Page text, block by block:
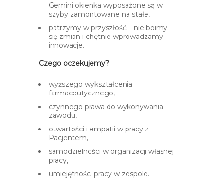
Gemini okienka wyposażone są w
szyby zamontowane na stałe,
patrzymy w przyszłość – nie boimy
się zmian i chętnie wprowadzamy
innowacje.
Czego oczekujemy?
wyższego wykształcenia
farmaceutycznego,
czynnego prawa do wykonywania
zawodu,
otwartości i empatii w pracy z
Pacjentem,
samodzielności w organizacji własnej
pracy,
umiejętności pracy w zespole.